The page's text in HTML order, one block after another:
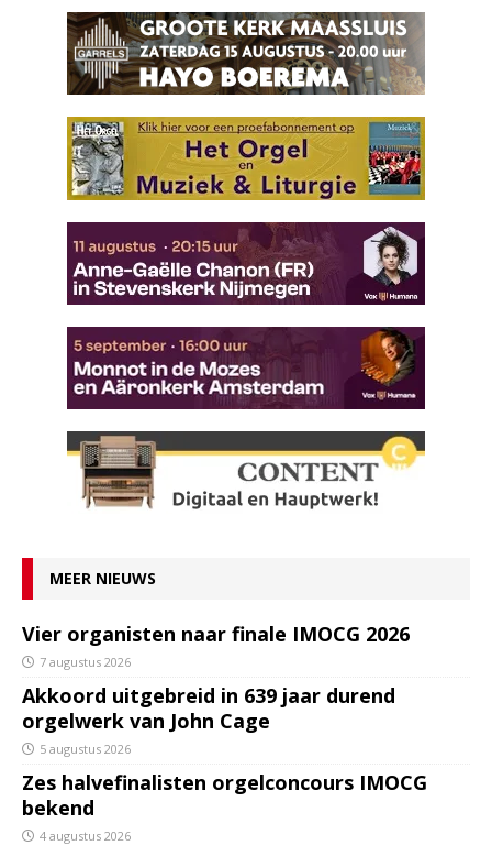
MEER NIEUWS
Vier organisten naar finale IMOCG 2026
7 augustus 2026
Akkoord uitgebreid in 639 jaar durend
orgelwerk van John Cage
5 augustus 2026
Zes halvefinalisten orgelconcours IMOCG
bekend
4 augustus 2026